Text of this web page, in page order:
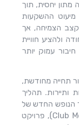
היה מתון יחסית, תוך
מיעוט ההשקעות
קצב הצמיחה, אך
ולהציע חוויית
עמוק יותר
לעבור תחייה מחודשת,
תהליך
הנופש החדש של
קלאב מד (Club Med Sansicario Village), פרויקט